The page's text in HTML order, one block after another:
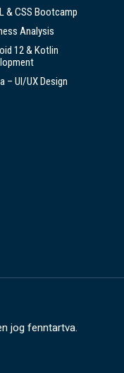
& CSS Bootcamp
Analysis
12 & Kotlin
– UI/UX Design
jog fenntartva.